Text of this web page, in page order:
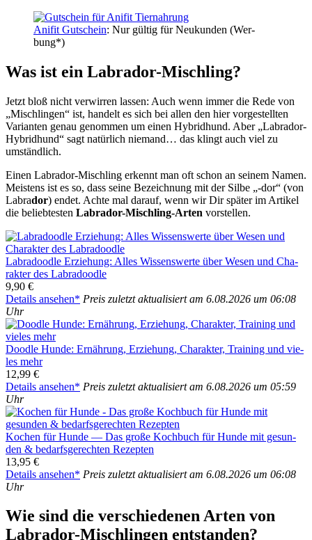
Ani­fit Gut­schein: Nur gül­tig für Neu­kun­den (Wer­
bung*)
Was ist ein Labra­dor-Misch­ling?
Jetzt bloß nicht ver­wir­ren las­sen: Auch wenn immer die Rede von
„Misch­lin­gen“ ist, han­delt es sich bei allen den hier vor­ge­stell­ten
Vari­an­ten genau genom­men um einen Hybrid­hund. Aber „Labra­dor-
Hybrid­hund“ sagt natür­lich nie­mand… das klingt auch viel zu
umständ­lich.
Einen Labra­dor-Misch­ling erkennt man oft schon an sei­nem Namen.
Meis­tens ist es so, dass sei­ne Bezeich­nung mit der Sil­be „-dor“ (von
Labrador) endet. Ach­te mal dar­auf, wenn wir Dir spä­ter im Arti­kel
die belieb­tes­ten Labra­dor-Misch­ling-Arten vor­stel­len.
Labra­dood­le Erzie­hung: Alles Wis­sens­wer­te über Wesen und Cha­
rak­ter des Labra­dood­le
9,90 €
Details anse­hen* Preis zuletzt aktua­li­siert am 6.08.2026 um 06:08
Uhr
Dood­le Hun­de: Ernäh­rung, Erzie­hung, Cha­rak­ter, Trai­ning und vie­
les mehr
12,99 €
Details anse­hen* Preis zuletzt aktua­li­siert am 6.08.2026 um 05:59
Uhr
Kochen für Hun­de — Das gro­ße Koch­buch für Hun­de mit gesun­
den & bedarfs­ge­rech­ten Rezep­ten
13,95 €
Details anse­hen* Preis zuletzt aktua­li­siert am 6.08.2026 um 06:08
Uhr
Wie sind die ver­schie­de­nen Arten von
Labra­dor-Misch­lin­gen ent­stan­den?